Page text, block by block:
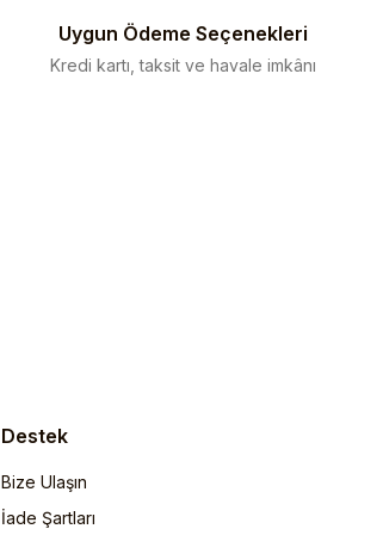
Uygun Ödeme Seçenekleri
Kredi kartı, taksit ve havale imkânı
Destek
Bize Ulaşın
İade Şartları